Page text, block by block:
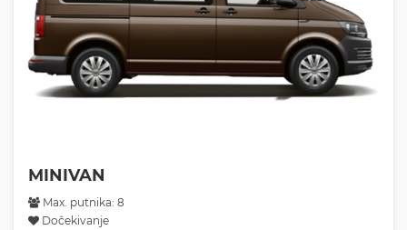
MINIVAN
Max. putnika: 8
Dočekivanje